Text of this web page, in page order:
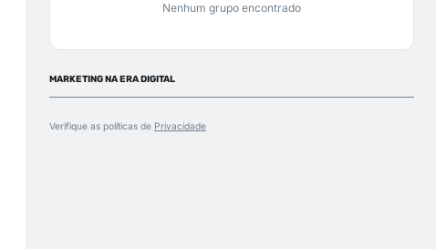
Nenhum grupo encontrado
MARKETING NA ERA DIGITAL
Verifique as políticas de Privacidade